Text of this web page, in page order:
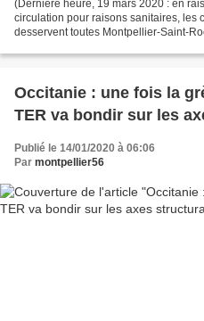
(Dernière heure, 19 mars 2020 : en
circulation pour raisons sanitaires, les
desservent toutes Montpellier-Saint-
Occitanie : une fois la
TER va bondir sur les
Publié le 14/01/2020 à 06:06
Par montpellier56